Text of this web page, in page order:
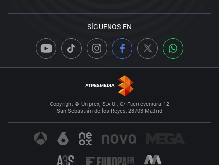
SÍGUENOS EN
Copyright © Uniprex, S.A.U., C/ Fuerteventura 12
San Sebastián de los Reyes, 28703 Madrid